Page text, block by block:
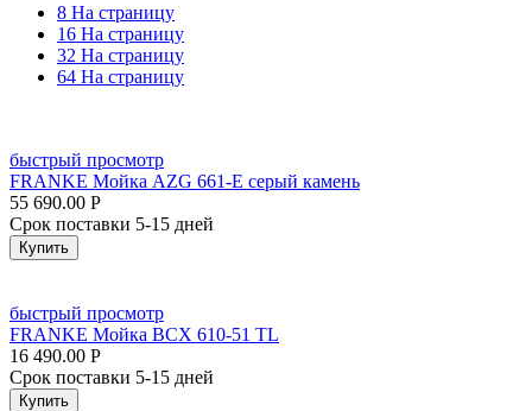
8 На страницу
16 На страницу
32 На страницу
64 На страницу
быстрый просмотр
FRANKE Мойка AZG 661-E серый камень
55 690.00 Р
Срок поставки 5-15 дней
Купить
быстрый просмотр
FRANKE Мойка BCX 610-51 TL
16 490.00 Р
Срок поставки 5-15 дней
Купить